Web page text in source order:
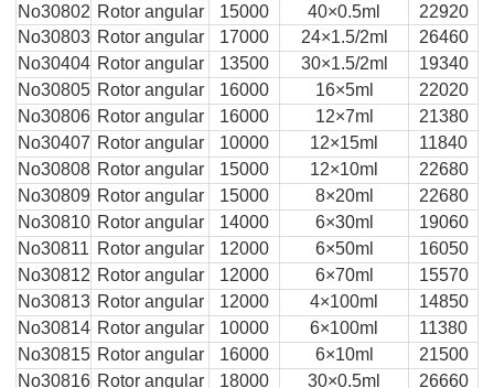
No30802 Rotor angular 15000 40×0.5ml
22920
No30803 Rotor angular 17000 24×1.5/2ml
26460
No30404 Rotor angular 13500 30×1.5/2ml
19340
No30805 Rotor angular 16000 16×5ml
22020
No30806 Rotor angular 16000 12×7ml
21380
No30407 Rotor angular 10000 12×15ml
11840
No30808 Rotor angular 15000 12×10ml
22680
No30809 Rotor angular 15000 8×20ml
22680
No30810 Rotor angular 14000 6×30ml
19060
No30811 Rotor angular 12000 6×50ml
16050
No30812 Rotor angular 12000 6×70ml
15570
No30813 Rotor angular 12000 4×100ml
14850
No30814 Rotor angular 10000 6×100ml
11380
No30815 Rotor angular 16000 6×10ml
21500
No30816 Rotor angular 18000 30×0.5ml
26660